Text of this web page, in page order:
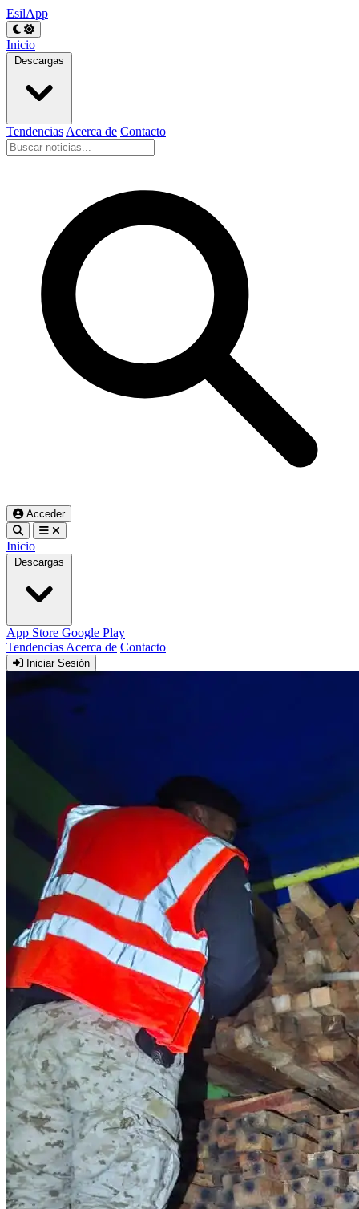
EsilApp
Inicio
Descargas
Tendencias Acerca de Contacto
Acceder
Inicio
Descargas
App Store Google Play
Tendencias Acerca de Contacto
Iniciar Sesión